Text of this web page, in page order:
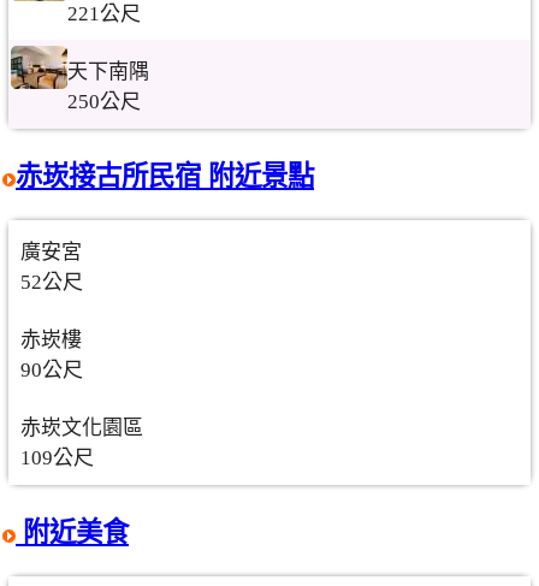
221公尺
天下南隅
250公尺
赤崁接古所民宿 附近景點
廣安宮
52公尺
赤崁樓
90公尺
赤崁文化園區
109公尺
附近美食